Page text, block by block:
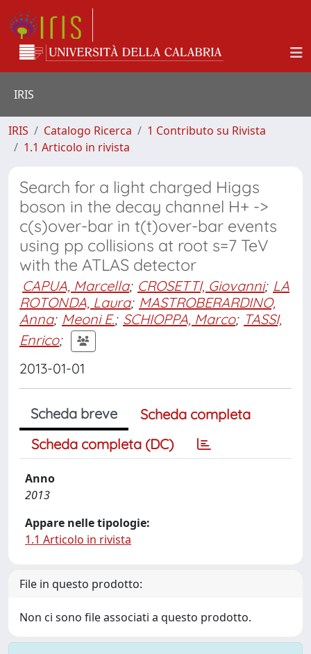
IRIS
IRIS Catalogo Ricerca
1 Contributo su Rivista
1.1 Articolo in rivista
Search for a light charged Higgs
boson in the decay channel H+ ->
c(s)over-bar in t(t)over-bar events
using pp collisions at root s=7 TeV
with the ATLAS detector
CAPUA, Marcella; CROSETTI, Giovanni; LA
ROTONDA, Laura; MASTROBERARDINO,
Anna; Meoni E.; SCHIOPPA, Marco; TASSI,
Enrico;
2013-01-01
Scheda breve
Scheda completa
Scheda completa (DC)
Anno
2013
Appare nelle tipologie:
1.1 Articolo in rivista
File in questo prodotto:
Non ci sono file associati a questo prodotto.